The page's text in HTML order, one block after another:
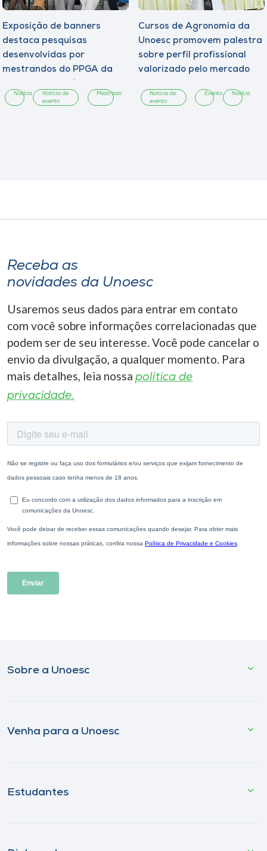
Exposição de banners
destaca pesquisas
desenvolvidas por
mestrandos do PPGA da
Notícia
Notícia de
evento
Mestrado
Cursos de Agronomia da
Unoesc promovem palestra
sobre perfil profissional
valorizado pelo mercado
Notícia de
evento
Evento Notícia
Receba as
novidades da Unoesc
Usaremos seus dados para entrar em contato
com você sobre informações correlacionadas que
podem ser de seu interesse. Você pode cancelar o
envio da divulgação, a qualquer momento. Para
mais detalhes, leia nossa política de
privacidade.
Sobre a Unoesc
Venha para a Unoesc
Estudantes